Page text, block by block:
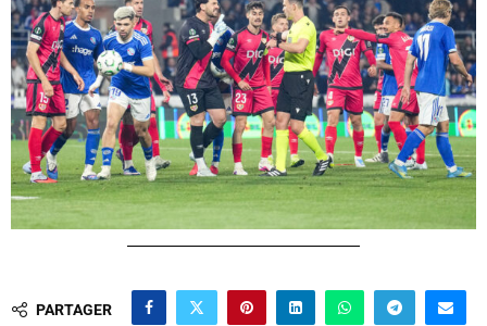
PARTAGER